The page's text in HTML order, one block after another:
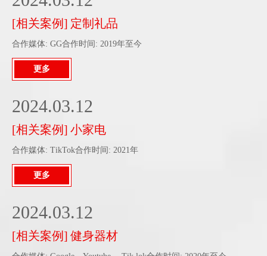
[相关案例] 定制礼品
合作媒体: GG合作时间: 2019年至今
更多
[相关案例] 小家电
合作媒体: TikTok合作时间: 2021年
2024.03.12
更多
[相关案例] 健身器材
2024.03.12